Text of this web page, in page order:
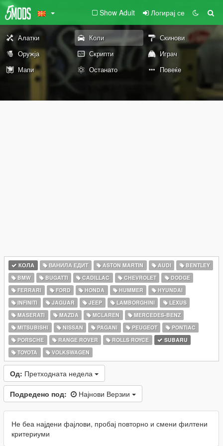
Show Adult Логирај се
Алатки Коли
Скинови
Оружја
Скрипти
Играч
Мапи
Останато Повеќе
КОЛА ВАНИЛА ЕДИТ ASTON MARTIN AUDI
BENTLEY
BMW
BUGATTI CADILLAC CHEVROLET
DODGE
FERRARI
FORD HONDA HUMMER
HYUNDAI
INFINITI
JAGUAR JEEP LAMBORGHINI
LEXUS
MASERATI
MAZDA MCLAREN
MERCEDES-BENZ
MITSUBISHI
NISSAN PAGANI PEUGEOT
PONTIAC
PORSCHE
RANGE ROVER ROLLS ROYCE
SUBARU
TOYOTA
VOLKSWAGEN
Од: Претходната недела
Подредено под: Најнови Верзии
Не беа најдени фајлови, пробај повторно и смени филтени
критериуми